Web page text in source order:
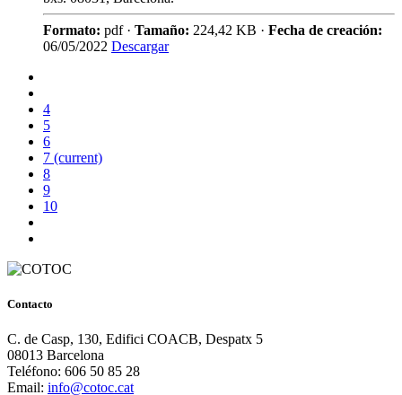
Formato: pdf · Tamaño: 224,42 KB · Fecha de creación:
06/05/2022 Descargar
4
5
6
7 (current)
8
9
10
Contacto
C. de Casp, 130, Edifici COACB, Despatx 5
08013 Barcelona
Teléfono: 606 50 85 28
Email: info@cotoc.cat